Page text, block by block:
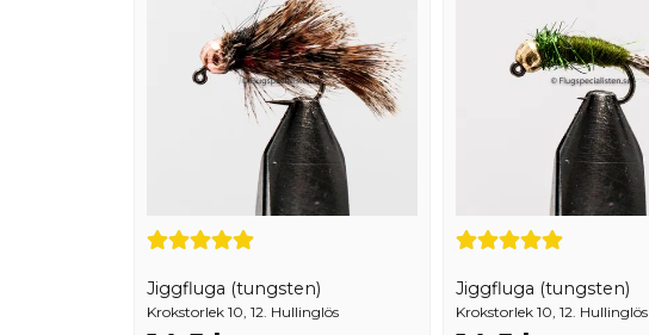
Jiggfluga (tungsten)
Krokstorlek 10, 12. Hullinglös
Jiggfluga (tungsten)
Krokstorlek 10, 12. Hullinglös